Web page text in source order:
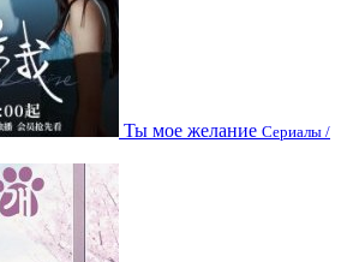
Ты мое желание Сериалы /